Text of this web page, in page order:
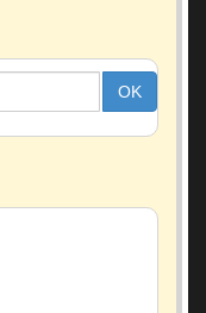
OK